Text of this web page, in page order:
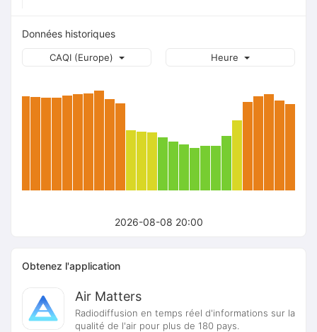
2026-08-08 20:00
Données historiques
Heure
CAQI (Europe)
Obtenez l'application
Air Matters
Radiodiffusion en temps réel d'informations sur la
qualité de l'air pour plus de 180 pays.